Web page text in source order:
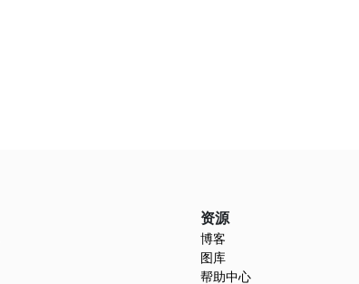
资源
博客
图库
帮助中心